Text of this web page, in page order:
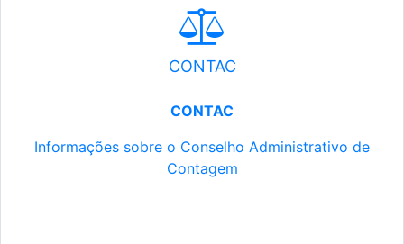
CONTAC
CONTAC
Informações sobre o Conselho Administrativo de
Contagem